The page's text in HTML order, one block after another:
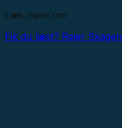
Læs mere om
Fik du læst? Rejer Skagen